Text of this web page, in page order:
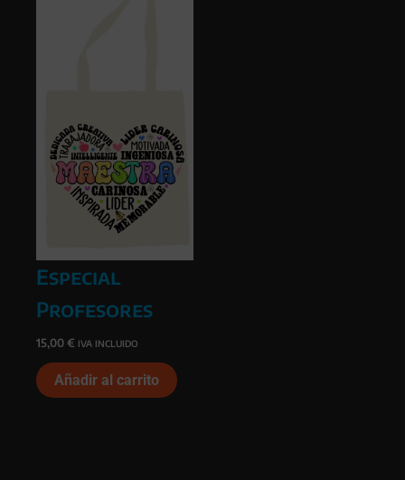
Especial
Profesores
15,00€ IVA INCLUIDO
Añadir al carrito